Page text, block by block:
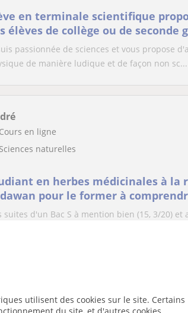
utilisent des cookies sur le site. Certains
en terminale scientifique
élèves de collège ou de seconde
passionnée de sciences et vous propose
de manière ludique et de façon non sc...
Cours en ligne
Sciences naturelles
en herbes médicinales à la
pour le former à
nature
suites d'un Bac S à mention bien (15, 3/20)
en ligne